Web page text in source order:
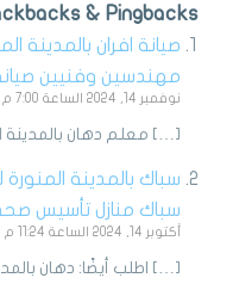
& Pingbacks
مهندسين وفنيين
نوفمبر 14, 2024 الساعة 7:00 م
[…] معلم دهان بالمدينة
سباك منازل تأسيس
أكتوبر 14, 2024 الساعة 11:24 م
[…] اطلب أيضًا: دهان